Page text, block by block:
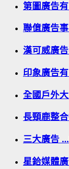
第圖廣告
聯億廣告
漢可威廣
印象廣告
全國戶外
長頸鹿整
三大廣告
星鉿媒體